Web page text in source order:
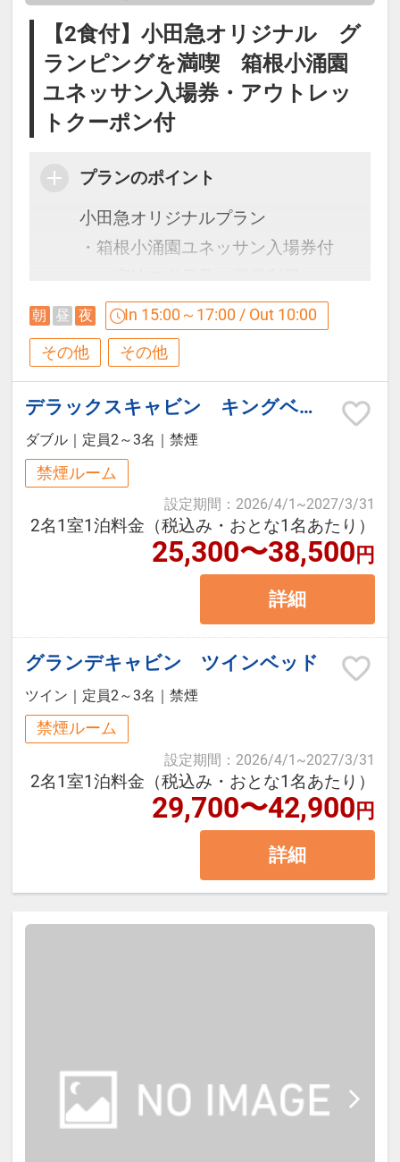
【パン】
バケット
【メインディッシュ】
静岡県産豚ロースのトマホーク/国産
牛肩ロース/メガソーセージ/野菜/ロ
ーストガーリックソース/山葵
用意となります。
※季節や仕入れ状況により内容が変
■お食事開始時間
17：30～18：00にスタッフが客室
にお届けいたします。
※17：00までにはチェックインして
いただきますようご協力お願いしま
す。
■お食事終了時間
＜20：30までラストオーダー19：
※スタッフがキャビンにご利用後の
器具類を回収に伺います
【ご朝食】
山の朝食はヘルシーなコンチネンタ
ル・ブレックファーストスタイルに
てご用意します。
ホテルでは体験できないユニークで
贅沢な藤乃煌の朝。森を抜ける清清
す。
【2食付】小田急オリジナル グ
ランピングを満喫 箱根小涌園
ユネッサン入場券・アウトレッ
トクーポン付
プランのポイント
小田急オリジナルプラン
・箱根小涌園ユネッサン入場券付
（ご宿泊の当日及び翌日利用）
・御殿場プレミアムアウトレットク
ーポンシート進呈（藤乃煌フロント
にて進呈）
藤乃煌がご用意するBBQスタイル
は、シェフが下ごしらえしたBBQ食
材をフィールドアテンダントがキャ
ビンまでお届けし、調理をお客さま
ご自身でお楽しみ頂きます。食材・
食器・器具はすべて藤乃煌がご準
備、器具の使い方・調理の仕方のマ
ニュアルをご用意しておりますの
で、安心して自由なBBQをお楽しみ
ください。
＊テーブルセッティングや食器のご
準備はセルフスタイルで、お客さま
ご自身で行っていただきます。
【パン】
バケット
※こどもA・Ｂはお子様用食事のご
用意となります。
※季節や仕入れ状況により内容が変
朝 昼 夜 In 15:00～17:00 / Out 10:00
その他 その他
デラックスキャビン キングベッド
ダブル｜ 定員2～3名 禁煙
禁煙ルーム
設定期間 ： 2026/4/1 ~2027/3/31
2名1室1泊料金（税込み・おとな1名あたり）
25,300〜38,500円
詳細
グランデキャビン ツインベッド
ツイン ｜ 定員2～3名 ｜ 禁煙
禁煙ルーム
設定期間 ： 2026/4/1 ~2027/3/31
2名1室1泊料金（税込み・おとな1名あたり）
29,700〜42,900円
詳細